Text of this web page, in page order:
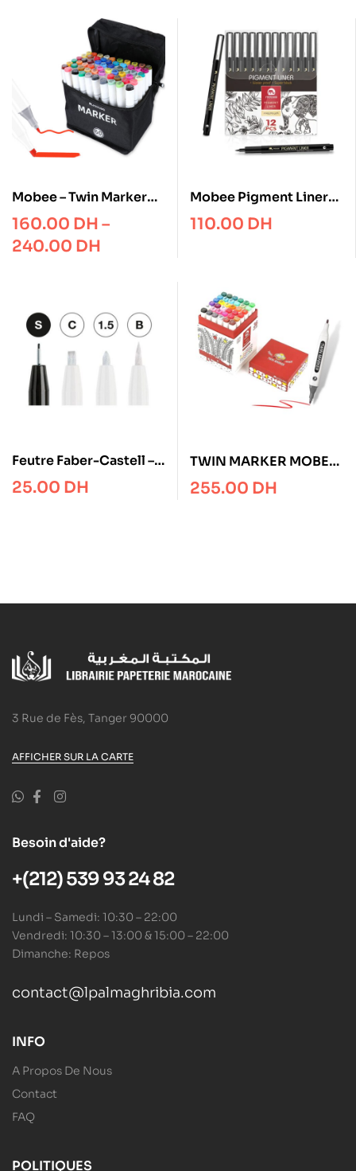
Mobee – Twin Marker
Alcohol Based Dual Tip
160.00 DH –
240.00 DH
Mobee Pigment Liner
Drawing Pen Drafting
Black – Set of 12 pcs
110.00 DH
Feutre Faber-Castell –
blanc – Pitt Artist Pen
25.00 DH
TWIN MARKER MOBEE
PREMIUM 36 COLORS
255.00 DH
3 Rue de Fès, Tanger 90000
AFFICHER SUR LA CARTE
Besoin d'aide?
+(212) 539 93 24 82
Lundi – Samedi: 10:30 – 22:00
Vendredi: 10:30 – 13:00 & 15:00 – 22:00
Dimanche: Repos
contact@lpalmaghribia.com
INFO
A Propos De Nous
Contact
FAQ
POLITIQUES